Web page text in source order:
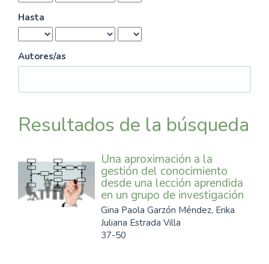
Hasta
Autores/as
Resultados de la búsqueda
Una aproximación a la
gestión del conocimiento
desde una lección aprendida
en un grupo de investigación
Gina Paola Garzón Méndez, Erika
Juliana Estrada Villa
37-50